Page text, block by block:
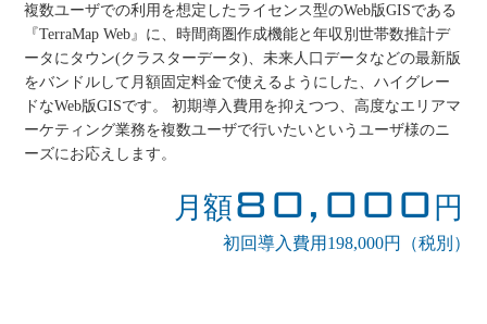
複数ユーザでの利用を想定したライセンス型のWeb版GISである
『TerraMap Web』に、時間商圏作成機能と年収別世帯数推計デ
ータにタウン(クラスターデータ)、未来人口データなどの最新版
をバンドルして月額固定料金で使えるようにした、ハイグレー
ドなWeb版GISです。 初期導入費用を抑えつつ、高度なエリアマ
ーケティング業務を複数ユーザで行いたいというユーザ様のニ
ーズにお応えします。
月額80,000 円
初回導入費用198,000円（税別）